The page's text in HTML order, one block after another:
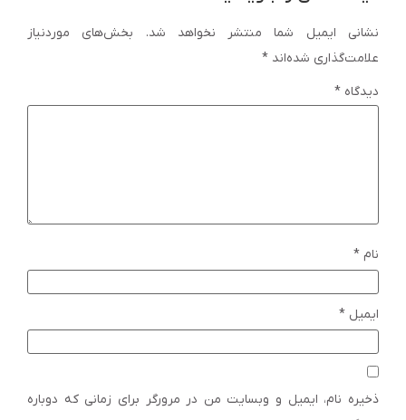
نشانی ایمیل شما منتشر نخواهد شد.
بخش‌های موردنیاز
علامت‌گذاری شده‌اند *
دیدگاه *
نام *
ایمیل *
ذخیره نام، ایمیل و وبسایت من در مرورگر برای زمانی که دوباره